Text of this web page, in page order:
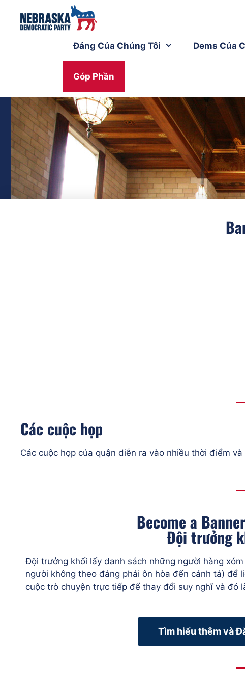
Đảng Của Chúng Tôi Dems Của
Góp Phần
Các cuộc họp
Các cuộc họp của quận diễn ra vào nhiều thời điểm
Become a
Đội trưởng
Đội trưởng khối lấy danh sách những người hàng
người không theo đảng phái ôn hòa đến cánh tả) để
cuộc trò chuyện trực tiếp để thay đổi suy nghĩ và đó
Tìm hiểu thêm và